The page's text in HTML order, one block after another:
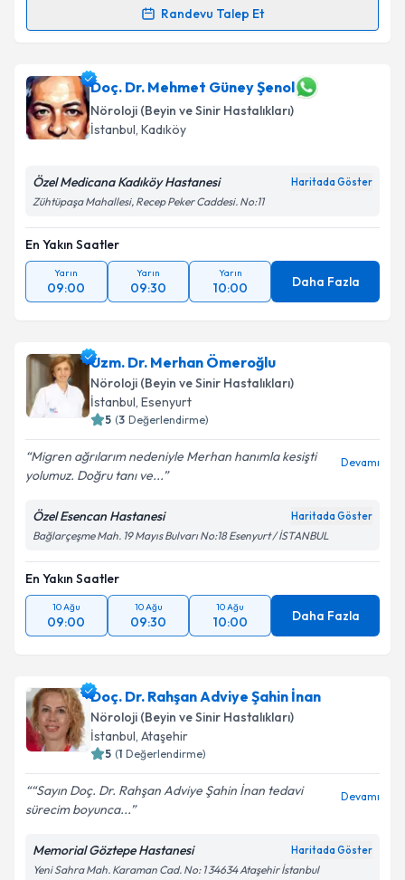
Randevu Talep Et
takvim hazırlandığında e-posta ile bilgilendireceğiz.
E-posta Adresiniz
Kişisel verilerimin işlenmesine ilişkin
Metni'ni okudum ve kişisel verilerimin belirtilen
kapsamda işlenmesini kabul ediyorum.
Takvim Talebini Gönder
Doç. Dr. Mehmet Güney Şenol
Nöroloji (Beyin ve Sinir Hastalıkları)
İstanbul, Kadıköy
Özel Medicana Kadıköy Hastanesi Haritada Göster
Zühtüpaşa Mahallesi, Recep Peker Caddesi. No:11
En Yakın Saatler
Yarın
09:00
Yarın
09:30
Yarın
10:00 Daha Fazla
Uzm. Dr. Merhan Ömeroğlu
Nöroloji (Beyin ve Sinir Hastalıkları)
İstanbul, Esenyurt
5 (3 Değerlendirme)
Migren ağrılarım nedeniyle Merhan hanımla kesişti
yolumuz. Doğru tanı ve...
Devamı
Özel Esencan Hastanesi Haritada Göster
Bağlarçeşme Mah. 19 Mayıs Bulvarı No:18 Esenyurt / İSTANBUL
En Yakın Saatler
10 Ağu
09:00
10 Ağu
09:30
10 Ağu
10:00 Daha Fazla
Doç. Dr. Rahşan Adviye Şahin İnan
Nöroloji (Beyin ve Sinir Hastalıkları)
İstanbul, Ataşehir
5 (1 Değerlendirme)
“Sayın Doç. Dr. Rahşan Adviye Şahin İnan tedavi
sürecim boyunca...
Devamı
Memorial Göztepe Hastanesi Haritada Göster
Yeni Sahra Mah. Karaman Cad. No: 1 34634 Ataşehir İstanbul